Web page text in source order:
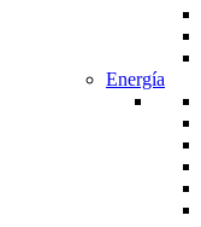
Energía